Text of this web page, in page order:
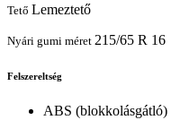
Tető Lemeztető
Nyári gumi méret 215/65 R 16
Felszereltség
ABS (blokkolásgátló)